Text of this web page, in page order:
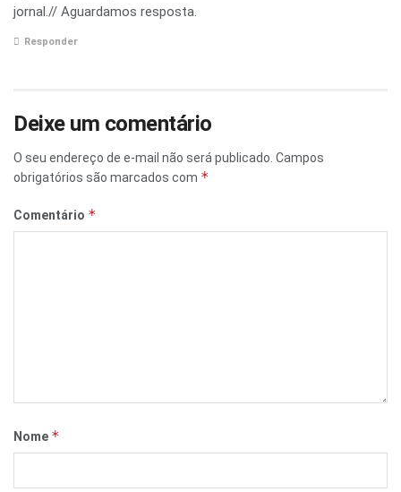
jornal.// Aguardamos resposta.
Responder
Deixe um comentário
O seu endereço de e-mail não será publicado. Campos
obrigatórios são marcados com *
Comentário *
Nome *